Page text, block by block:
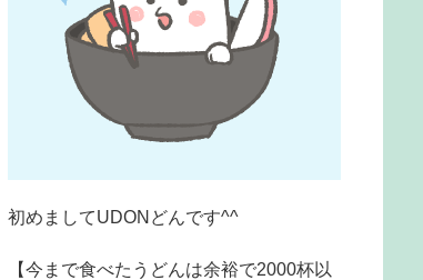
初めましてUDONどんです^^
【今まで食べたうどんは余裕で2000杯以